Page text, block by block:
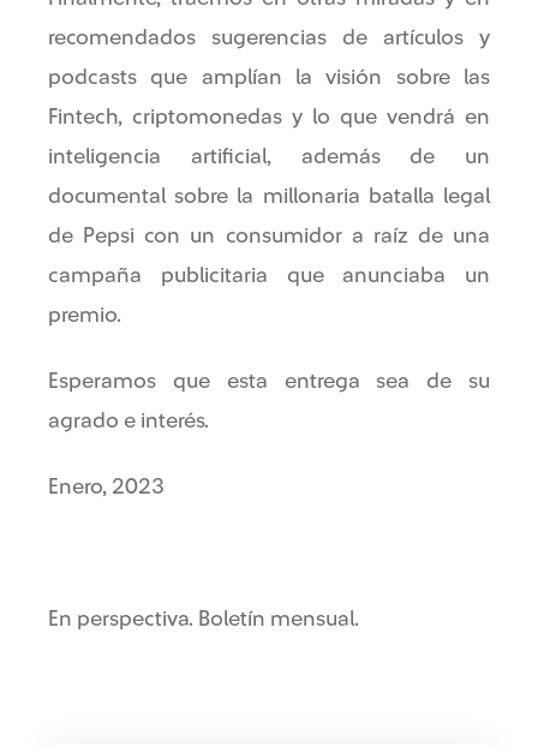
recomendados sugerencias de artículos y
podcasts que amplían la visión sobre las
Fintech, criptomonedas y lo que vendrá en
inteligencia artificial, además de un
documental sobre la millonaria batalla legal
de Pepsi con un consumidor a raíz de una
campaña publicitaria que anunciaba un
premio.
Esperamos que esta entrega sea de su
agrado e interés.
Enero, 2023
En perspectiva. Boletín mensual.